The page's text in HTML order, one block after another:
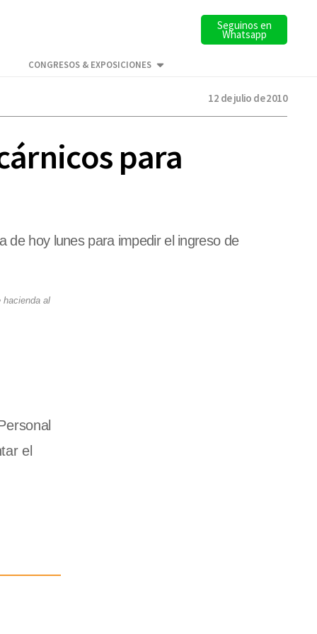
Seguinos en
Whatsapp
CONGRESOS & EXPOSICIONES
12 de julio de 2010
para
de hoy lunes para impedir el ingreso de
hacienda al
el